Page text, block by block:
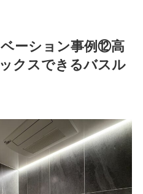
ーション事例⑫高
クスできるバスル